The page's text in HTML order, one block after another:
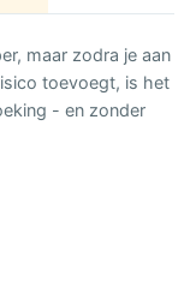
maar zodra je aan
toevoegt, is het
- en zonder